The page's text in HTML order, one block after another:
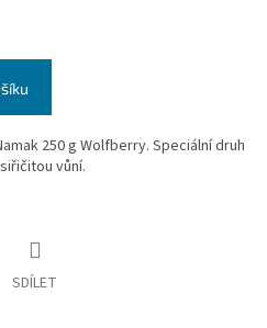
250 g Wolfberry. Speciální druh
vůní.
SDÍLET